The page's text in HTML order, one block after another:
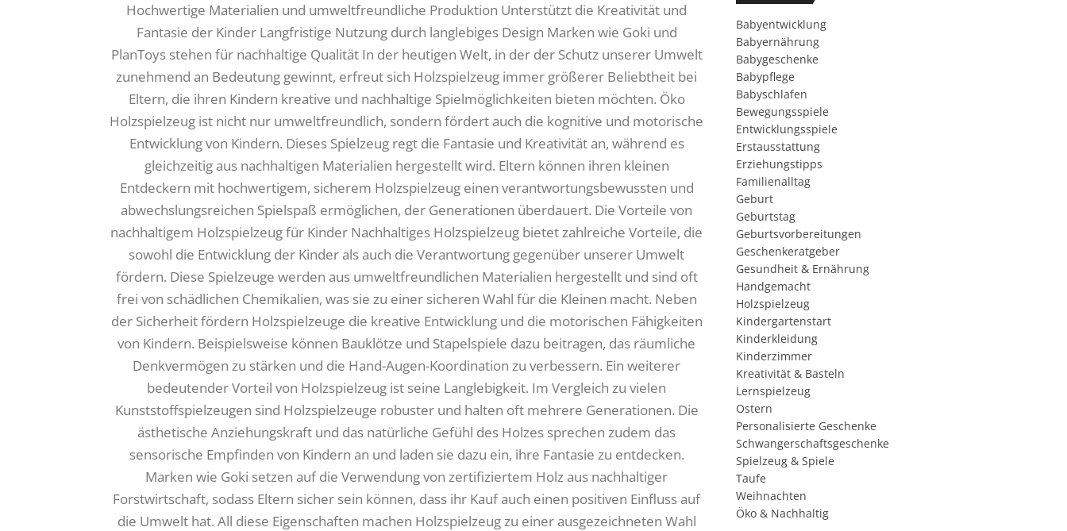
Hochwertige Materialien und umweltfreundliche Produktion Unterstützt die Kreativität und
Fantasie der Kinder Langfristige Nutzung durch langlebiges Design Marken wie Goki und
PlanToys stehen für nachhaltige Qualität In der heutigen Welt, in der der Schutz unserer Umwelt
zunehmend an Bedeutung gewinnt, erfreut sich Holzspielzeug immer größerer Beliebtheit bei
Eltern, die ihren Kindern kreative und nachhaltige Spielmöglichkeiten bieten möchten. Öko
Holzspielzeug ist nicht nur umweltfreundlich, sondern fördert auch die kognitive und motorische
Entwicklung von Kindern. Dieses Spielzeug regt die Fantasie und Kreativität an, während es
gleichzeitig aus nachhaltigen Materialien hergestellt wird. Eltern können ihren kleinen
Entdeckern mit hochwertigem, sicherem Holzspielzeug einen verantwortungsbewussten und
abwechslungsreichen Spielspaß ermöglichen, der Generationen überdauert. Die Vorteile von
nachhaltigem Holzspielzeug für Kinder Nachhaltiges Holzspielzeug bietet zahlreiche Vorteile, die
sowohl die Entwicklung der Kinder als auch die Verantwortung gegenüber unserer Umwelt
fördern. Diese Spielzeuge werden aus umweltfreundlichen Materialien hergestellt und sind oft
frei von schädlichen Chemikalien, was sie zu einer sicheren Wahl für die Kleinen macht. Neben
der Sicherheit fördern Holzspielzeuge die kreative Entwicklung und die motorischen Fähigkeiten
von Kindern. Beispielsweise können Bauklötze und Stapelspiele dazu beitragen, das räumliche
Denkvermögen zu stärken und die Hand-Augen-Koordination zu verbessern. Ein weiterer
bedeutender Vorteil von Holzspielzeug ist seine Langlebigkeit. Im Vergleich zu vielen
Kunststoffspielzeugen sind Holzspielzeuge robuster und halten oft mehrere Generationen. Die
ästhetische Anziehungskraft und das natürliche Gefühl des Holzes sprechen zudem das
sensorische Empfinden von Kindern an und laden sie dazu ein, ihre Fantasie zu entdecken.
Marken wie Goki setzen auf die Verwendung von zertifiziertem Holz aus nachhaltiger
Forstwirtschaft, sodass Eltern sicher sein können, dass ihr Kauf auch einen positiven Einfluss auf
die Umwelt hat. All diese Eigenschaften machen Holzspielzeug zu einer ausgezeichneten Wahl
Babyentwicklung
Babyernährung
Babygeschenke
Babypflege
Babyschlafen
Bewegungsspiele
Entwicklungsspiele
Erstausstattung
Erziehungstipps
Familienalltag
Geburt
Geburtstag
Geburtsvorbereitungen
Geschenkeratgeber
Gesundheit & Ernährung
Handgemacht
Holzspielzeug
Kindergartenstart
Kinderkleidung
Kinderzimmer
Kreativität & Basteln
Lernspielzeug
Ostern
Personalisierte Geschenke
Schwangerschaftsgeschenke
Spielzeug & Spiele
Taufe
Weihnachten
Öko & Nachhaltig